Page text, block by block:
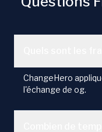
ChangeHero
l'échange de og.